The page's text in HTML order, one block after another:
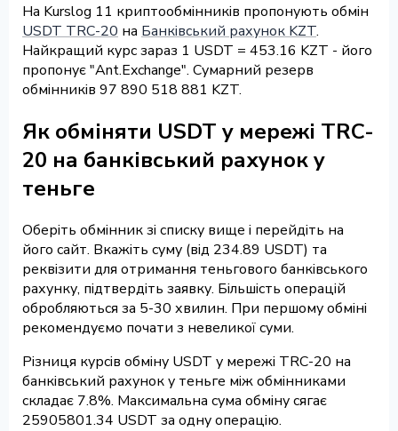
На Kurslog 11 криптообмінників пропонують обмін
USDT TRC-20 на Банківський рахунок KZT.
Найкращий курс зараз 1 USDT = 453.16 KZT - його
пропонує "Ant.Exchange". Сумарний резерв
обмінників 97 890 518 881 KZT.
Як обміняти USDT у мережі TRC-
20 на банківський рахунок у
теньге
Оберіть обмінник зі списку вище і перейдіть на
його сайт. Вкажіть суму (від 234.89 USDT) та
реквізити для отримання теньгового банківського
рахунку, підтвердіть заявку. Більшість операцій
обробляються за 5-30 хвилин. При першому обміні
рекомендуємо почати з невеликої суми.
Різниця курсів обміну USDT у мережі TRC-20 на
банківський рахунок у теньге між обмінниками
складає 7.8%. Максимальна сума обміну сягає
25905801.34 USDT за одну операцію.